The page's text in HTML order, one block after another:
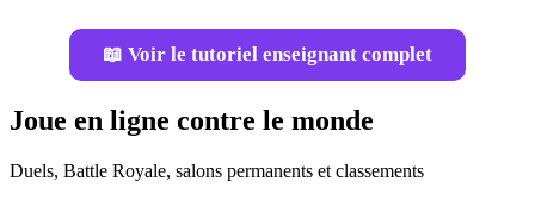
📖 Voir le tutoriel enseignant complet
Joue en ligne contre le monde
Duels, Battle Royale, salons permanents et classements